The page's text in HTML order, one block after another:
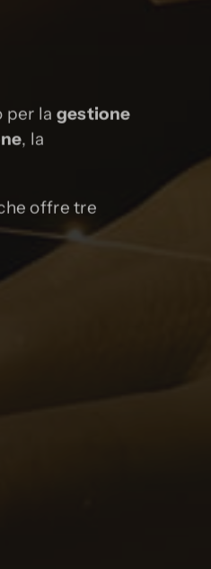
per la gestione
, la
offre tre